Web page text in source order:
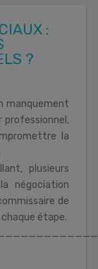
:
?
manquement
professionnel,
la
plusieurs
négociation
de
étape.